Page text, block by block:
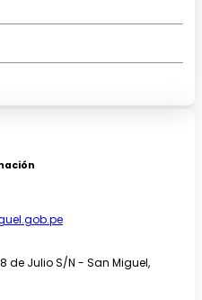
de Julio S/N - San Miguel,